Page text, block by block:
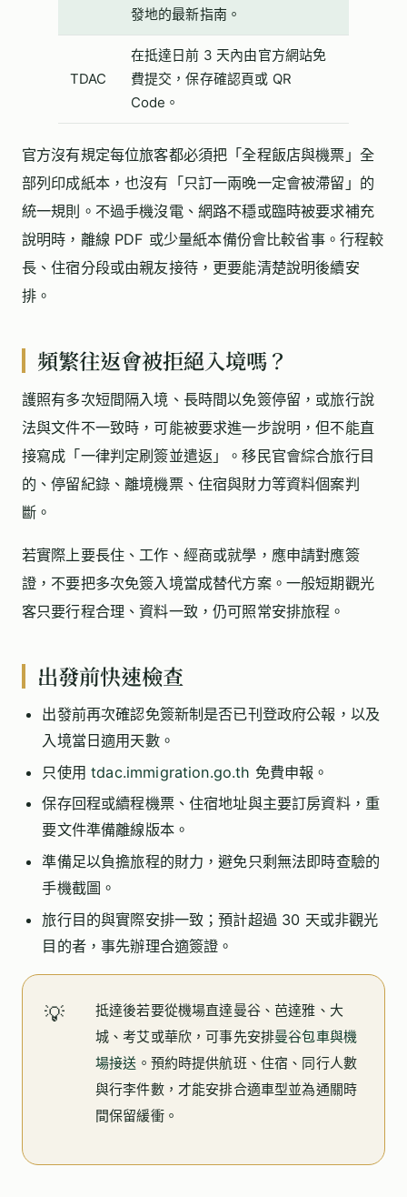
發地的最新指南。
TDAC
在抵達日前 3 天內由官方網站免
費提交，保存確認頁或 QR
Code。
官方沒有規定每位旅客都必須把「全程飯店與機票」全
部列印成紙本，也沒有「只訂一兩晚一定會被滯留」的
統一規則。不過手機沒電、網路不穩或臨時被要求補充
說明時，離線 PDF 或少量紙本備份會比較省事。行程較
長、住宿分段或由親友接待，更要能清楚說明後續安
排。
頻繁往返會被拒絕入境嗎？
護照有多次短間隔入境、長時間以免簽停留，或旅行說
法與文件不一致時，可能被要求進一步說明，但不能直
接寫成「一律判定刷簽並遣返」。移民官會綜合旅行目
的、停留紀錄、離境機票、住宿與財力等資料個案判
斷。
若實際上要長住、工作、經商或就學，應申請對應簽
證，不要把多次免簽入境當成替代方案。一般短期觀光
客只要行程合理、資料一致，仍可照常安排旅程。
出發前快速檢查
出發前再次確認免簽新制是否已刊登政府公報，以及
入境當日適用天數。
只使用tdac.immigration.go.th 免費申報。
保存回程或續程機票、住宿地址與主要訂房資料，重
要文件準備離線版本。
準備足以負擔旅程的財力，避免只剩無法即時查驗的
手機截圖。
旅行目的與實際安排一致；預計超過 30 天或非觀光
目的者，事先辦理合適簽證。
💡
抵達後若要從機場直達曼谷、芭達雅、大
城、考艾或華欣，可事先安排曼谷包車與機
場接送 。預約時提供航班、住宿、同行人數
與行李件數，才能安排合適車型並為通關時
間保留緩衝。